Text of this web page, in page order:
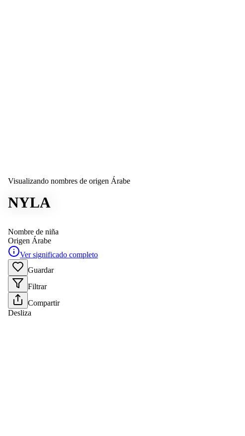
Visualizando nombres de origen Árabe
NYLA
Nombre de niña
Origen Árabe
Ver significado completo
Guardar
Filtrar
Compartir
Desliza